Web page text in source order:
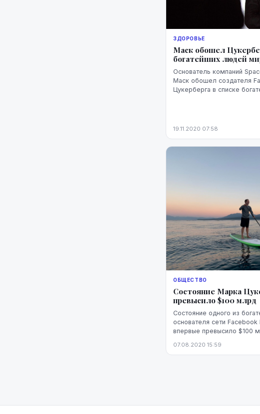
ЗДОРОВЬЕ
Маск обошел
богатейших людей
Основатель компаний
Маск обошел создателя
Цукерберга в списке
19.11.2020 07:58
ОБЩЕСТВО
Состояние Марка
превысило $100 млрд
Состояние одного из
основателя сети
впервые превысило $100
Bloomberg Billionaires Index
07.08.2020 15:59